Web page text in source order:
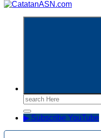
Search
for:
▶ Subscribe YouTube